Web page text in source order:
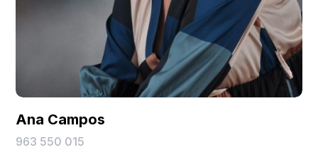
Ana Campos
963 550 015